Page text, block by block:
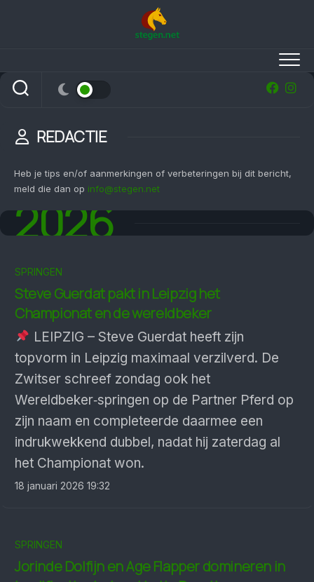
REDACTIE
Heb je tips en/of aanmerkingen of verbeteringen bij dit bericht,
meld die dan op info@stegen.net
2026
SPRINGEN
Steve Guerdat pakt in Leipzig het
Championat en de wereldbeker
LEIPZIG – Steve Guerdat heeft zijn
topvorm in Leipzig maximaal verzilverd. De
Zwitser schreef zondag ook het
Wereldbeker‑springen op de Partner Pferd op
zijn naam en completeerde daarmee een
indrukwekkend dubbel, nadat hij zaterdag al
het Championat won.
18 januari 2026 19:32
SPRINGEN
Jorinde Dolfijn en Age Flapper domineren in